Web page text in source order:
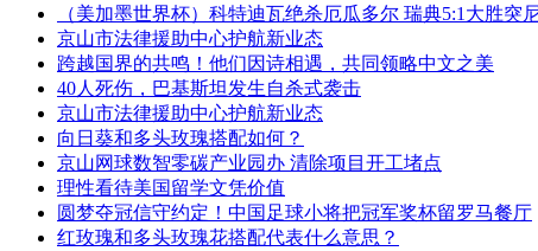
（美加墨世界杯）科特迪瓦绝杀厄瓜多尔 瑞典5:1大胜突
京山市法律援助中心护航新业态
跨越国界的共鸣！他们因诗相遇，共同领略中文之美
40人死伤，巴基斯坦发生自杀式袭击
京山市法律援助中心护航新业态
向日葵和多头玫瑰搭配如何？
京山网球数智零碳产业园办 清除项目开工堵点
理性看待美国留学文凭价值
圆梦夺冠信守约定！中国足球小将把冠军奖杯留罗马餐厅
红玫瑰和多头玫瑰花搭配代表什么意思？